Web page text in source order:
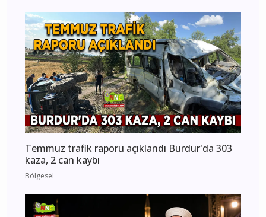
Temmuz trafik raporu açıklandı Burdur'da 303
kaza, 2 can kaybı
Bölgesel